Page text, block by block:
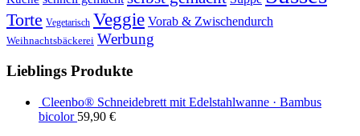
Torte Vegetarisch Veggie Vorab & Zwischendurch
Weihnachtsbäckerei Werbung
Lieblings Produkte
Cleenbo® Schneidebrett mit Edelstahlwanne · Bambus
bicolor 59,90 €